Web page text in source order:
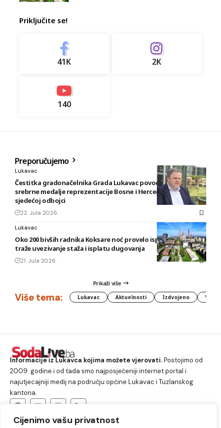
Cijenimo vašu privatnost
Priključite se!
41K 2K
140
Preporučujemo
Lukavac
Čestitka gradonačelnika Grada Lukavac povodom osvajanja
srebrne medalje reprezentacije Bosne i Hercegovine u
sjedećoj odbojci
22. Jula 2026.
Lukavac
Oko 200 bivših radnika Koksare noć provelo ispred fabrike,
traže uvezivanje staža i isplatu dugovanja
21. Jula 2026.
Prikaži više
Više tema: Lukavac Aktuelnosti Izdvojeno
Informacije iz Lukavca kojima možete vjerovati.Postojimo od
2009. godine i od tada smo najposjećeniji internet portal i
najutjecajniji medij na području općine Lukavac i Tuzlanskog
kantona.